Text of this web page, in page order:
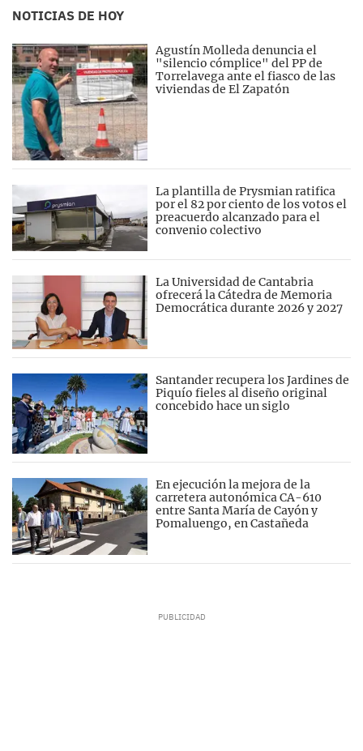
NOTICIAS DE HOY
Agustín Molleda denuncia el
"silencio cómplice" del PP de
Torrelavega ante el fiasco de las
viviendas de El Zapatón
La plantilla de Prysmian ratifica
por el 82 por ciento de los votos el
preacuerdo alcanzado para el
convenio colectivo
La Universidad de Cantabria
ofrecerá la Cátedra de Memoria
Democrática durante 2026 y 2027
Santander recupera los Jardines de
Piquío fieles al diseño original
concebido hace un siglo
En ejecución la mejora de la
carretera autonómica CA-610
entre Santa María de Cayón y
Pomaluengo, en Castañeda